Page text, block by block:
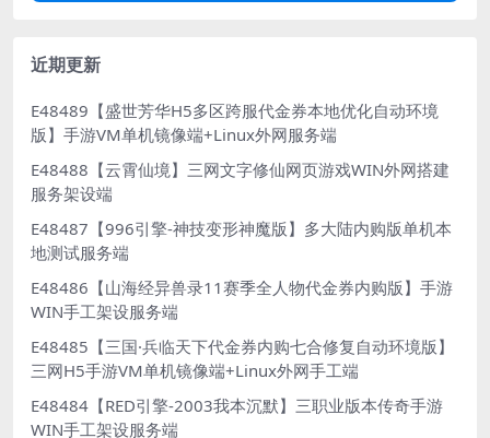
近期更新
E48489【盛世芳华H5多区跨服代金券本地优化自动环境
版】手游VM单机镜像端+Linux外网服务端
E48488【云霄仙境】三网文字修仙网页游戏WIN外网搭建
服务架设端
E48487【996引擎-神技变形神魔版】多大陆内购版单机本
地测试服务端
E48486【山海经异兽录11赛季全人物代金券内购版】手游
WIN手工架设服务端
E48485【三国·兵临天下代金券内购七合修复自动环境版】
三网H5手游VM单机镜像端+Linux外网手工端
E48484【RED引擎-2003我本沉默】三职业版本传奇手游
WIN手工架设服务端